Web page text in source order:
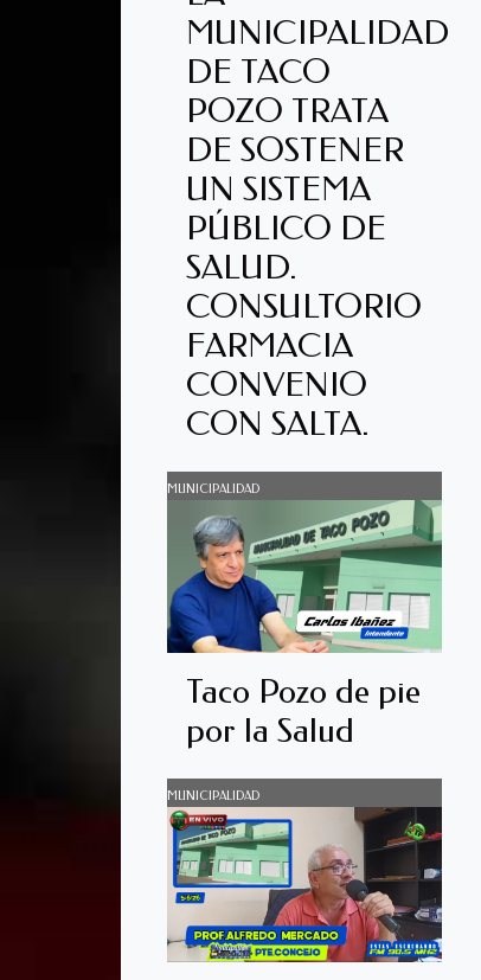
MUNICIPALIDAD
DE TACO
POZO TRATA
DE SOSTENER
UN SISTEMA
PÚBLICO DE
SALUD.
CONSULTORIO
FARMACIA
CONVENIO
CON SALTA.
MUNICIPALIDAD
Taco Pozo de pie
por la Salud
MUNICIPALIDAD